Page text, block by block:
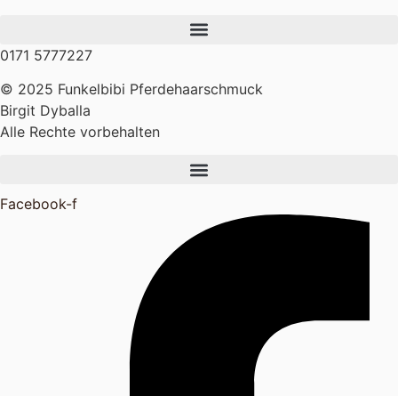
0171 5777227
© 2025 Funkelbibi Pferdehaarschmuck
Birgit Dyballa
Alle Rechte vorbehalten
Facebook-f